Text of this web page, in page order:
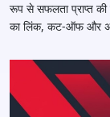
रूप से सफलता प्राप्त
का लिंक, कट-ऑफ और